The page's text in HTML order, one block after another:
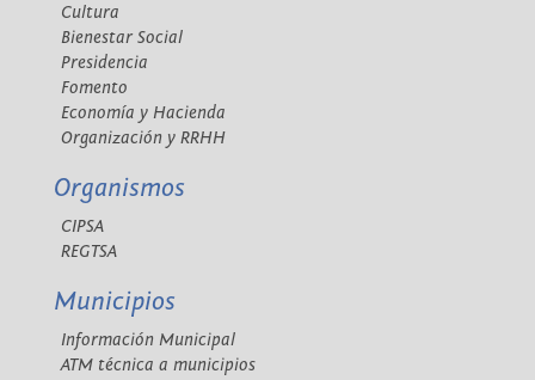
Cultura
Bienestar Social
Presidencia
Fomento
Economía y Hacienda
Organización y RRHH
Organismos
CIPSA
REGTSA
Municipios
Información Municipal
ATM técnica a municipios